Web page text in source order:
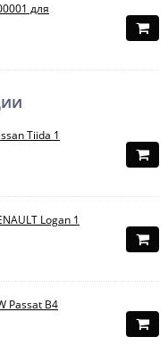
для
Tiida 1
Logan 1
Passat B4